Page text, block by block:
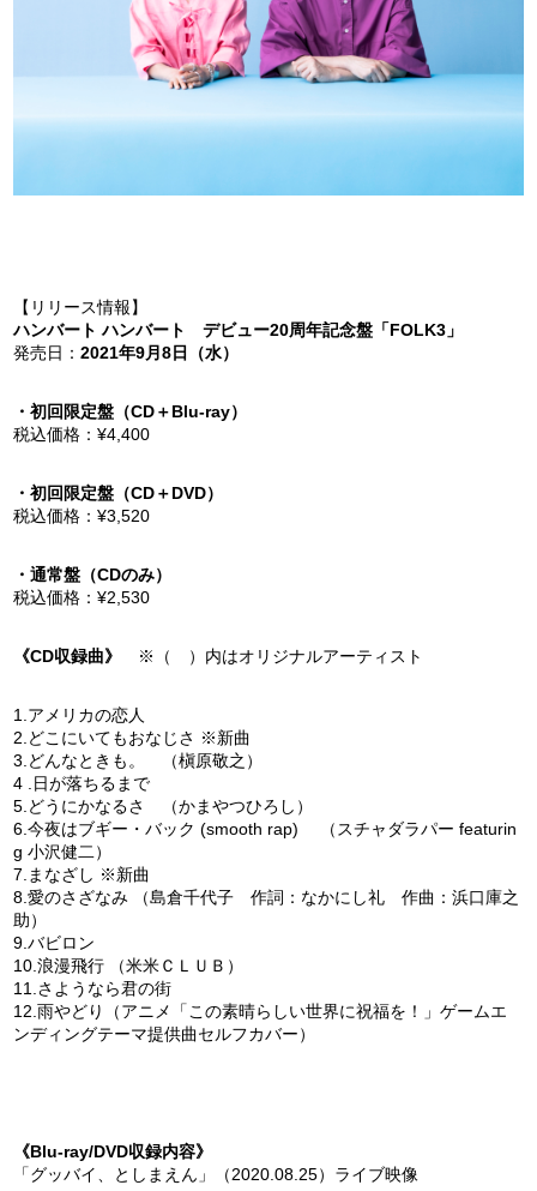
【リリース情報】
ハンバート ハンバート デビュー20周年記念盤「FOLK3」
発売日：2021年9月8日（水）
・初回限定盤（CD＋Blu-ray）
税込価格：¥4,400
・初回限定盤（CD＋DVD）
税込価格：¥3,520
・通常盤（CDのみ）
税込価格：¥2,530
《CD収録曲》 ※（ ）内はオリジナルアーティスト
1.アメリカの恋人
2.どこにいてもおなじさ ※新曲
3.どんなときも。 （槇原敬之）
4 .日が落ちるまで
5.どうにかなるさ （かまやつひろし）
6.今夜はブギー・バック (smooth rap) （スチャダラパー featurin
g 小沢健二）
7.まなざし ※新曲
8.愛のさざなみ （島倉千代子 作詞：なかにし礼 作曲：浜口庫之
助）
9.バビロン
10.浪漫飛行 （米米ＣＬＵＢ）
11.さようなら君の街
12.雨やどり（アニメ「この素晴らしい世界に祝福を！」ゲームエ
ンディングテーマ提供曲セルフカバー）
《Blu-ray/DVD収録内容》
「グッバイ、としまえん」（2020.08.25）ライブ映像